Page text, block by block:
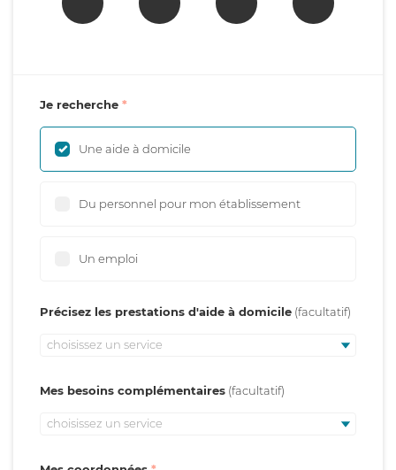
Je recherche
Une aide à domicile
Du personnel pour mon établissement
Un emploi
Précisez les prestations d'aide à domicile
choisissez un service
Mes besoins complémentaires
choisissez un service